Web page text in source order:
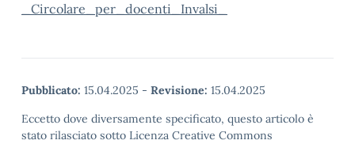
_Circolare_per_docenti_Invalsi_
Pubblicato: 15.04.2025 - Revisione: 15.04.2025
Eccetto dove diversamente specificato, questo articolo è
stato rilasciato sotto Licenza Creative Commons